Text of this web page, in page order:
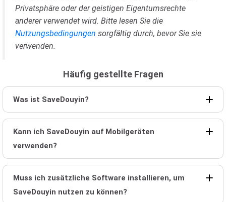
Privatsphäre oder der geistigen Eigentumsrechte
anderer verwendet wird. Bitte lesen Sie die
Nutzungsbedingungen sorgfältig durch, bevor Sie sie
verwenden.
Häufig gestellte Fragen
Was ist SaveDouyin?
Kann ich SaveDouyin auf Mobilgeräten
verwenden?
Muss ich zusätzliche Software installieren, um
SaveDouyin nutzen zu können?